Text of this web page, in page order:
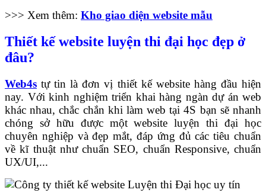
>>> Xem thêm: Kho giao diện website mẫu
Thiết kế website luyện thi đại học đẹp ở
đâu?
Web4s tự tin là đơn vị thiết kế website hàng đầu hiện
nay. Với kinh nghiệm triển khai hàng ngàn dự án web
khác nhau, chắc chắn khi làm web tại 4S bạn sẽ nhanh
chóng sở hữu được một website luyện thi đại học
chuyên nghiệp và đẹp mắt, đáp ứng đủ các tiêu chuẩn
về kĩ thuật như chuẩn SEO, chuẩn Responsive, chuẩn
UX/UI,...